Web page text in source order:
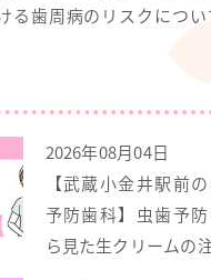
る歯周病のリスクについ
2026年08月04日
【武蔵小金井駅前
予防歯科】虫歯予
ら見た生クリームの